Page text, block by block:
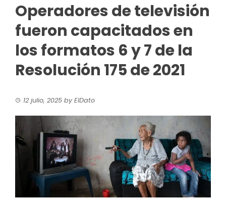
Operadores de televisión
fueron capacitados en
los formatos 6 y 7 de la
Resolución 175 de 2021
12 julio, 2025 byElDato